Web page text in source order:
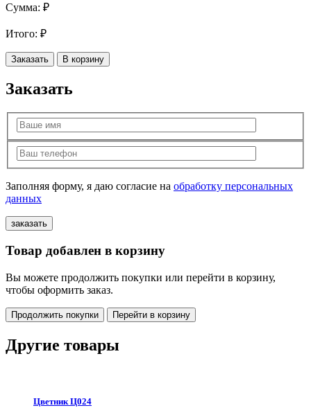
Сумма: ₽
Итого: ₽
Заказать В корзину
Заказать
Заполняя форму, я даю согласие на обработку персональных
данных
Товар добавлен в корзину
Вы можете продолжить покупки или перейти в корзину,
чтобы оформить заказ.
Продолжить покупки Перейти в корзину
Другие товары
Цветник Ц024